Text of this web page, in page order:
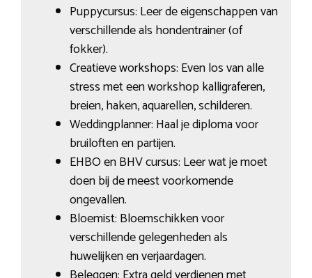
Puppycursus: Leer de eigenschappen van
verschillende als hondentrainer (of
fokker).
Creatieve workshops: Even los van alle
stress met een workshop kalligraferen,
breien, haken, aquarellen, schilderen.
Weddingplanner: Haal je diploma voor
bruiloften en partijen.
EHBO en BHV cursus: Leer wat je moet
doen bij de meest voorkomende
ongevallen.
Bloemist: Bloemschikken voor
verschillende gelegenheden als
huwelijken en verjaardagen.